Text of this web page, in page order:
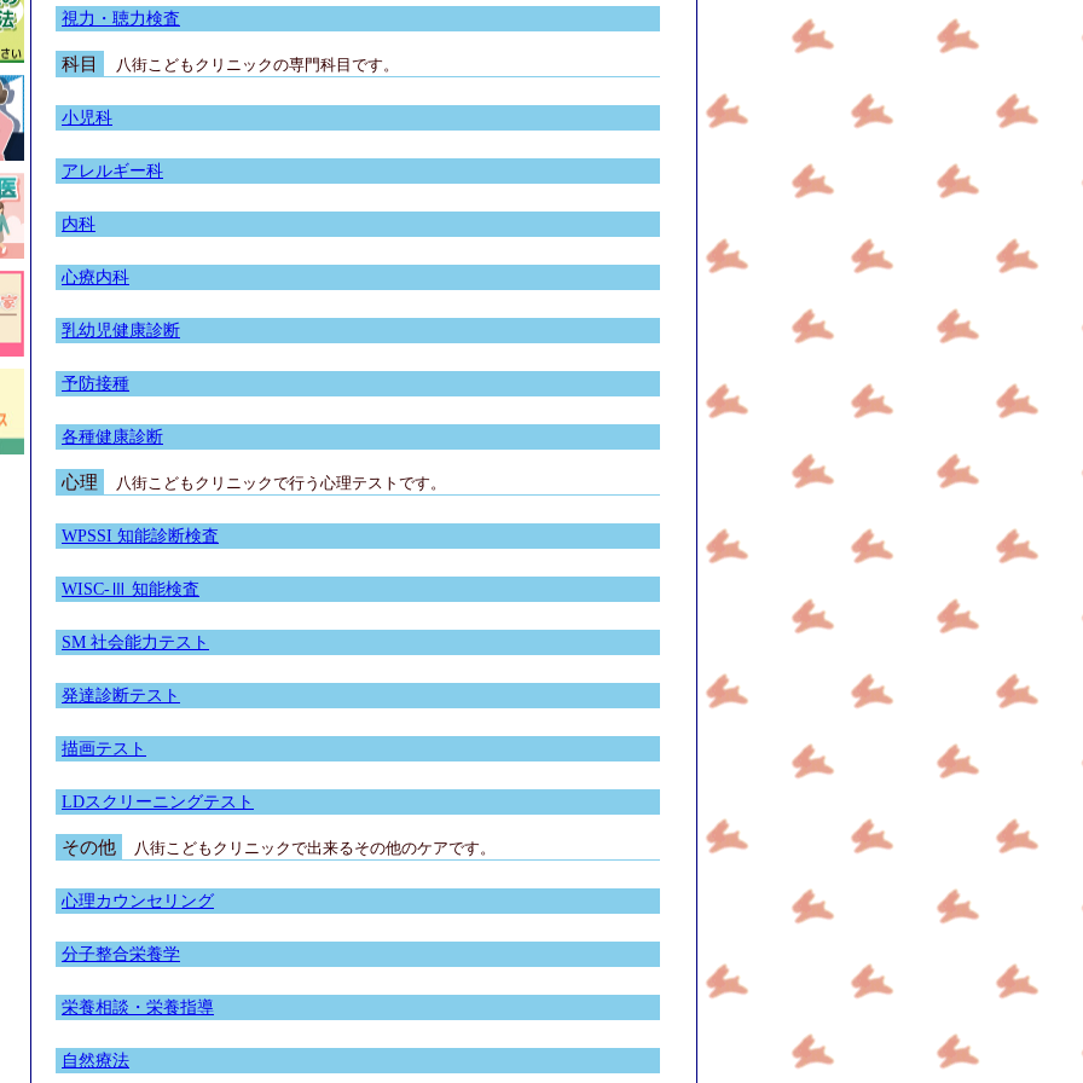
視力・聴力検査
科目 八街こどもクリニックの専門科目です。
小児科
アレルギー科
内科
心療内科
乳幼児健康診断
予防接種
各種健康診断
心理 八街こどもクリニックで行う心理テストです。
WPSSI 知能診断検査
WISC-Ⅲ 知能検査
SM 社会能力テスト
発達診断テスト
描画テスト
LDスクリーニングテスト
その他 八街こどもクリニックで出来るその他のケアです。
心理カウンセリング
分子整合栄養学
栄養相談・栄養指導
自然療法